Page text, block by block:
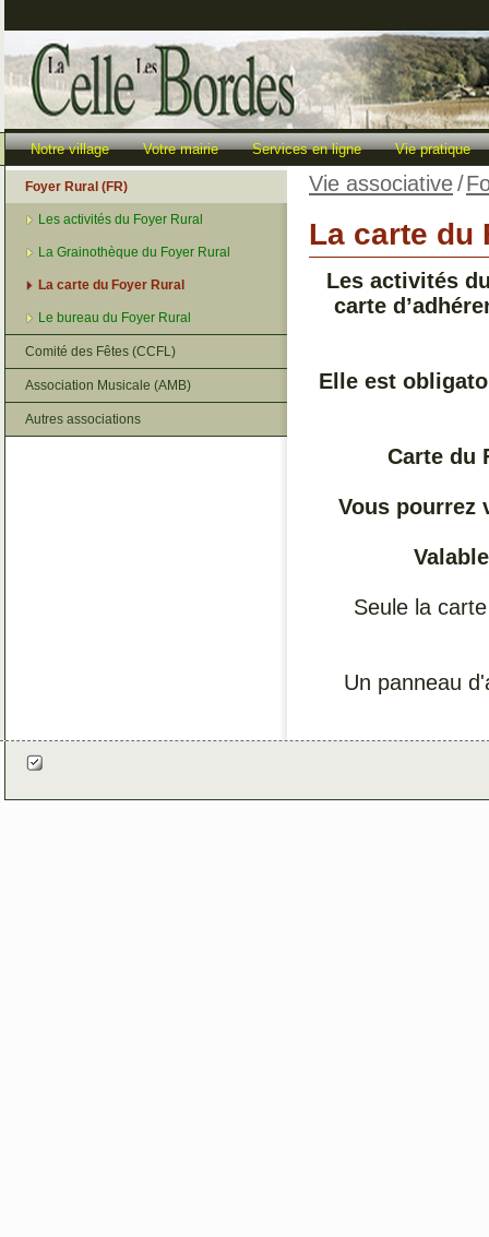
Notre village Votre mairie Services en ligne Vie pratique
Vie associative/
La carte du
Les activités
carte
Elle est
Carte du
Vous pourrez
Seule la
Un panneau
Foyer Rural (FR)
Les activités du Foyer Rural
La Grainothèque du Foyer Rural
La carte du Foyer Rural
Le bureau du Foyer Rural
Comité des Fêtes (CCFL)
Association Musicale (AMB)
Autres associations